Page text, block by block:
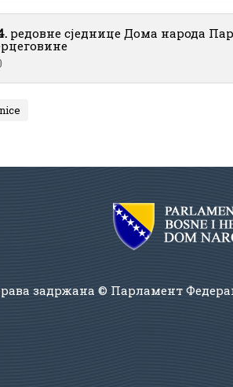
редовне сједнице Дома народа
задржана © Парламент